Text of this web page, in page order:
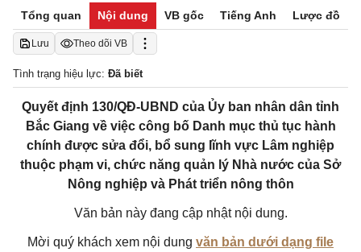
Tổng quan Nội dung VB gốc Tiếng Anh Lược đồ
Lưu Theo dõi VB
Tình trạng hiệu lực: Đã biết
Quyết định 130/QĐ-UBND của Ủy ban nhân dân tỉnh
Bắc Giang về việc công bố Danh mục thủ tục hành
chính được sửa đổi, bổ sung lĩnh vực Lâm nghiệp
thuộc phạm vi, chức năng quản lý Nhà nước của Sở
Nông nghiệp và Phát triển nông thôn
Văn bản này đang cập nhật nội dung.
Mời quý khách xem nội dung văn bản dưới dạng file